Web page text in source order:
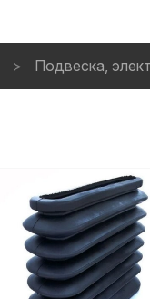
Подвеска,